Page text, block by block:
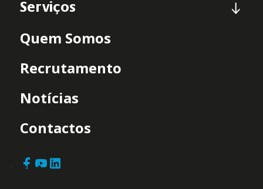
Serviços
Quem Somos
Recrutamento
Notícias
Contactos